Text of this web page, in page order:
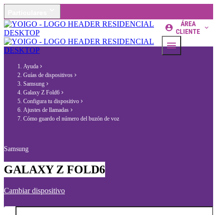
ÁREA
CLIENTE
Ayuda
Guías de dispositivos
Samsung
Galaxy Z Fold6
Configura tu dispositivo
Ajustes de llamadas
Cómo guardo el número del buzón de voz
Samsung
GALAXY Z FOLD6
Cambiar dispositivo